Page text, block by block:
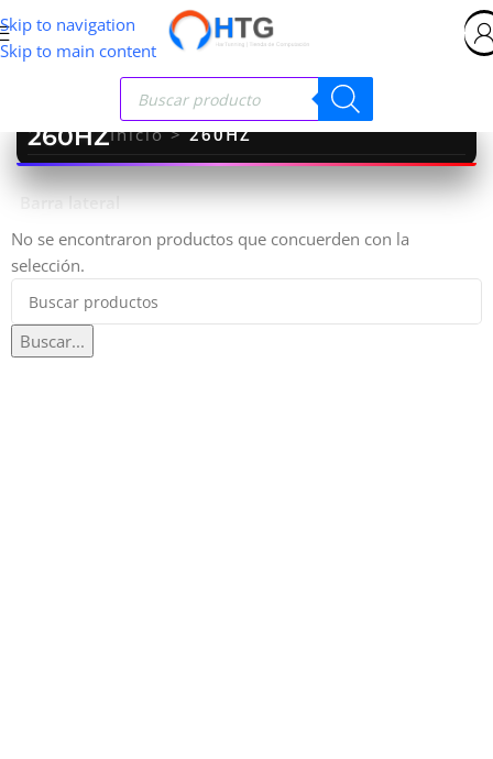
Skip to navigation
Skip to main content
260HZInicio>260HZ
Barra lateral
No se encontraron productos que concuerden con la
selección.
Buscar...